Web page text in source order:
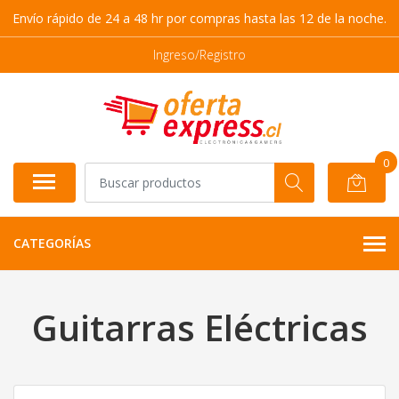
Envío rápido de 24 a 48 hr por compras hasta las 12 de la noche.
Ingreso/Registro
0
CATEGORÍAS
Guitarras Eléctricas